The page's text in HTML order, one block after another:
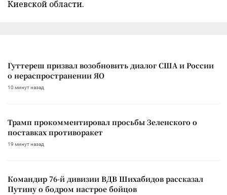
Киевской области.
Гуттереш призвал возобновить диалог США и России
о нераспространении ЯО
10 минут назад
Трамп прокомментировал просьбы Зеленского о
поставках противоракет
19 минут назад
Командир 76-й дивизии ВДВ Шихабидов рассказал
Путину о бодром настрое бойцов